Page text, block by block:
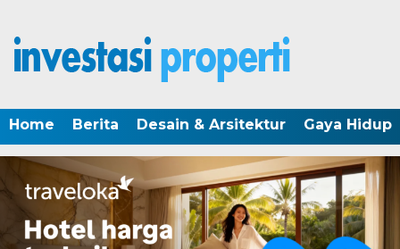
Home Berita Desain & Arsitektur Gaya Hidup